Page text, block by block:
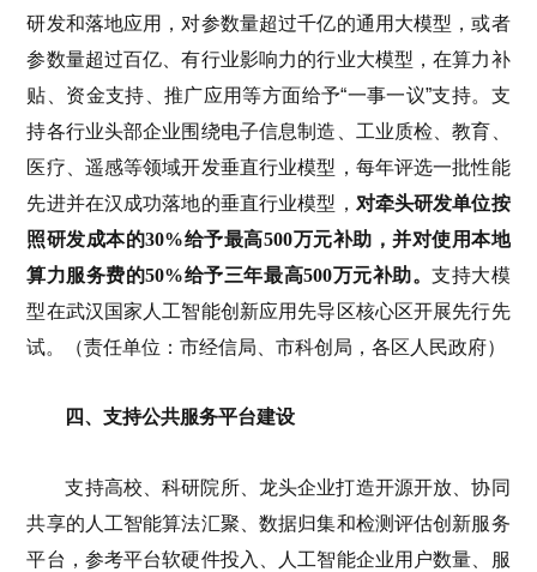
研发和落地应用，对参数量超过千亿的通用大模型，或者
参数量超过百亿、有行业影响力的行业大模型，在算力补
贴、资金支持、推广应用等方面给予“一事一议”支持。支
持各行业头部企业围绕电子信息制造、工业质检、教育、
医疗、遥感等领域开发垂直行业模型，每年评选一批性能
先进并在汉成功落地的垂直行业模型， 对牵头研发单位按
照研发成本的30%给予最高500万元补助，并对使用本地
算力服务费的50%给予三年最高500万元补助。支持大模
型在武汉国家人工智能创新应用先导区核心区开展先行先
试。（责任单位：市经信局、市科创局，各区人民政府）
四、支持公共服务平台建设
支持高校、科研院所、龙头企业打造开源开放、协同
共享的人工智能算法汇聚、数据归集和检测评估创新服务
平台，参考平台软硬件投入、人工智能企业用户数量、服